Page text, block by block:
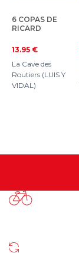
6 COPAS DE
RICARD
13.95 €
La Cave des
Routiers (LUIS Y
VIDAL)